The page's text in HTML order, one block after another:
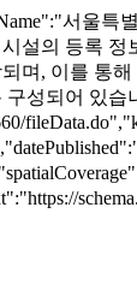
서울
설의 등록
며, 이를 통
성되어 있